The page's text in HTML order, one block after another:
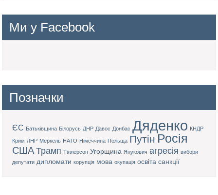
Ми у Facebook
Позначки
ЄС Батьківщина Білорусь ДНР Давос Донбас Дяденко КНДР
Крим ЛНР Меркель НАТО Німеччина Польща Путін Росія
США Трамп Тіллерсон Угорщина Янукович агресія вибори
депутати дипломати корупція мова окупація освіта санкції